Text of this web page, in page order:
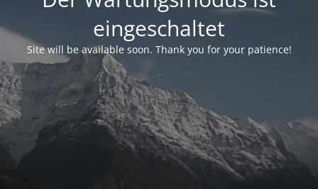
eingeschaltet
Site will be available soon. Thank you for your patience!